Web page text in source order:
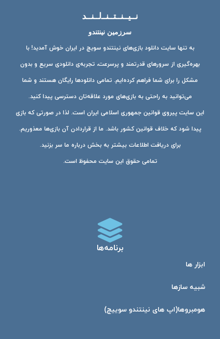
نــیــنــتــنــ‌لــنــد
سرزمین نینتندو
به تنها سایت دانلود بازی‌های نینتندو سویچ در ایران خوش آمدید! با
بهره‌گیری از سرورهای قدرتمند و پرسرعت، تجربه‌ی دانلودی سریع و بدون
مشکل را برای شما فراهم کرده‌ایم. تمامی دانلودها رایگان هستند و شما
می‌توانید به راحتی به بازی‌های مورد علاقه‌تان دسترسی پیدا کنید.
این سایت پیروی قوانین جمهوری اسلامی ایران است. لذا در صورتی که بازی
پیدا شود که خلاف قوانین کشور باشد. ما از قراردادن آن بازی‌ها معذوریم.
برای دریافت اطلاعات بیشتر به بخش درباره ما سر بزنید.
تمامی حقوق این سایت محفوظ است.
برنامه‌ها
ابزار ها
شبیه ساز‌ها
هومبرو‌ها(اپ های نینتندو سوییچ)